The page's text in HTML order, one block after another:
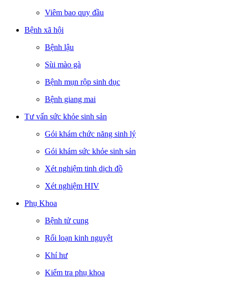
Viêm bao quy đầu
Bệnh xã hội
Bệnh lậu
Sùi mào gà
Bệnh mụn rộp sinh dục
Bệnh giang mai
Tư vấn sức khỏe sinh sản
Gói khám chức năng sinh lý
Gói khám sức khỏe sinh sản
Xét nghiệm tinh dịch đồ
Xét nghiệm HIV
Phụ Khoa
Bệnh tử cung
Rối loạn kinh nguyệt
Khí hư
Kiểm tra phụ khoa